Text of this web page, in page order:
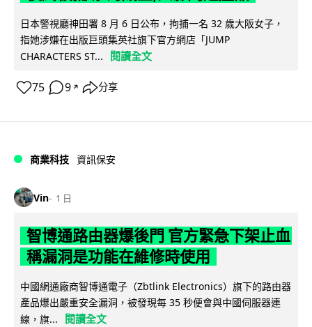
日本警視廳神田署 8 月 6 日公布，拘捕一名 32 歲大阪女子，
指她涉嫌在出版巨頭集英社旗下官方網店「JUMP
CHARACTERS ST...
閱讀全文
75 9 ↗ 分享
商業科技 資訊保安
Vin 1 日
智博通路由器爆後門 官方緊急下架止血
稱漏洞是功能在維修時使用
中國網通廠商智博通電子（Zbtlink Electronics）旗下的路由器
產品爆出嚴重安全漏洞，被發現每 35 秒便會與中國伺服器連
線，旗...
閱讀全文